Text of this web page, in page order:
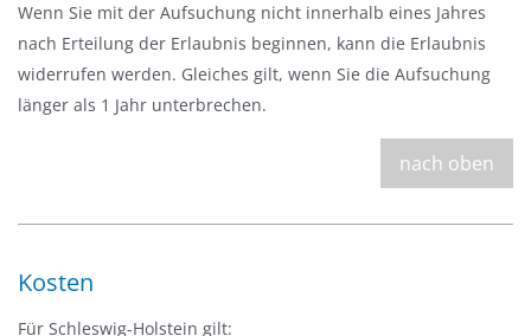
Wenn Sie mit der Aufsuchung nicht innerhalb eines Jahres
nach Erteilung der Erlaubnis beginnen, kann die Erlaubnis
widerrufen werden. Gleiches gilt, wenn Sie die Aufsuchung
länger als 1 Jahr unterbrechen.
nach oben
Kosten
Für Schleswig-Holstein gilt: